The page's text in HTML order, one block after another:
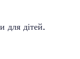
для дітей.